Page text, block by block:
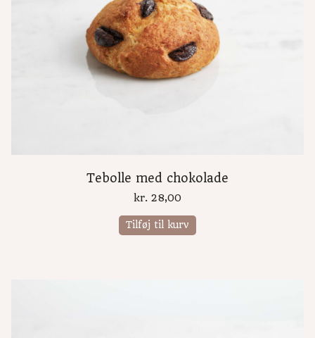
Tebolle med chokolade
kr. 28,00
Tilføj til kurv